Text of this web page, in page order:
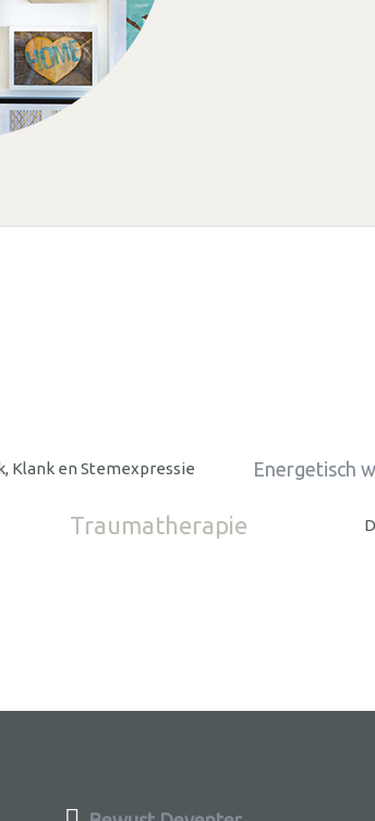
Klank en Stemexpressie Energetisch
Traumatherapie